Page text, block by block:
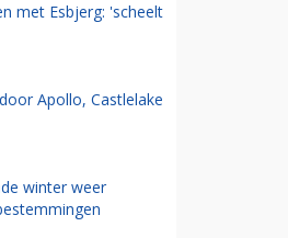
met Esbjerg: 'scheelt
Apollo, Castlelake
winter weer